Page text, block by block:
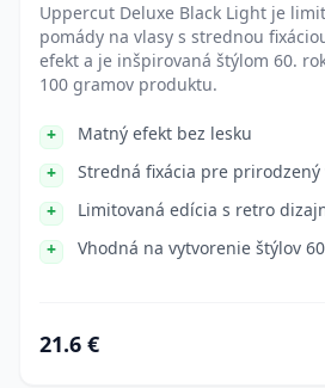
Uppercut Deluxe Black Light je
pomády na vlasy s strednou
efekt a je inšpirovaná štýlom 60.
100 gramov produktu.
Matný efekt bez lesku
Stredná fixácia pre prirodzený
Limitovaná edícia s retro
Vhodná na vytvorenie štýlov
21.6 €